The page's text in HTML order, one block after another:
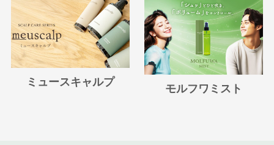
ミュースキャルプ
モルフワミスト